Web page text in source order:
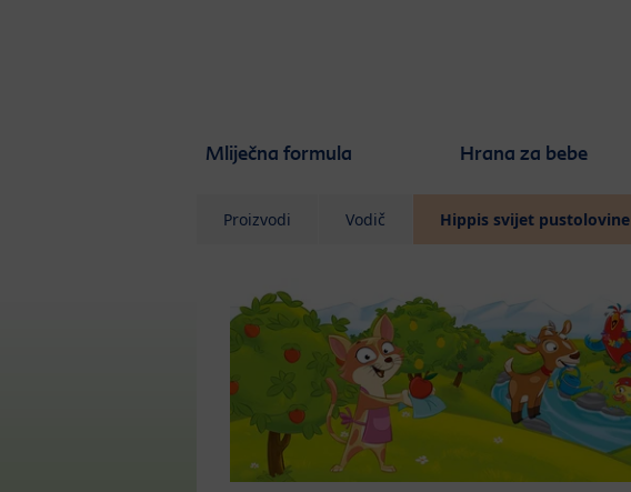
Mliječna formula Hrana za bebe
Proizvodi Vodič Hippis svijet pustolovine